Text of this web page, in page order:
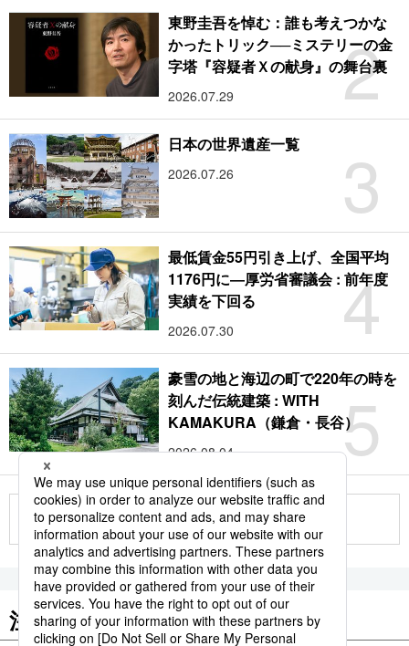
2
東野圭吾を悼む：誰も考えつかな
かったトリック──ミステリーの金
字塔『容疑者Ｘの献身』の舞台裏
2026.07.29
3
日本の世界遺産一覧
2026.07.26
4
最低賃金55円引き上げ、全国平均
1176円に―厚労省審議会 : 前年度
実績を下回る
2026.07.30
5
豪雪の地と海辺の町で220年の時を
刻んだ伝統建築 : WITH
KAMAKURA（鎌倉・長谷）
2026.08.04
もっと見る
注目のキーワード